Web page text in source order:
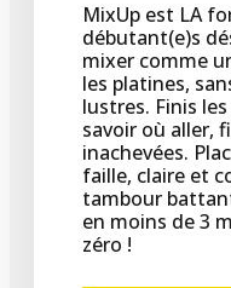
MixUp est LA
débutant(e)s
mixer comme
les platines,
lustres. Finis
savoir où aller,
inachevées.
faille, claire et
tambour
en moins de 3
zéro !